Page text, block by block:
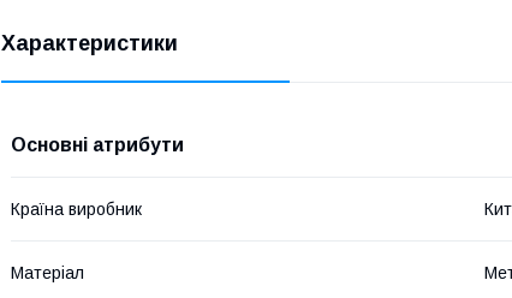
Характеристики
Основні атрибути
Країна виробник
Матеріал